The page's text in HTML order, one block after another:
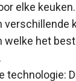
elke
verschillende
welke het
technologie: